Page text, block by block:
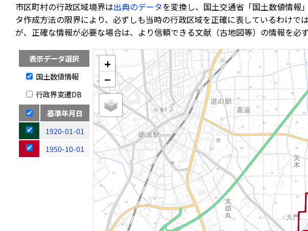
市区町村の行政区域境界は出典のデータを変換し、国土交通省「国土数値情報
タ作成方法の限界により、必ずしも当時の行政区域を正確に表しているわけ
が、正確な情報が必要な場合は、より信頼できる文献（古地図等）の情報を必
表示データ選択
国土数値情報
行政界変遷DB
基準年月日
1920-01-01
1950-10-01
+
−